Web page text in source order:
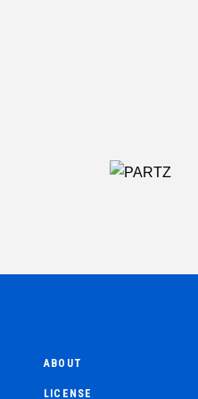
ABOUT
LICENSE